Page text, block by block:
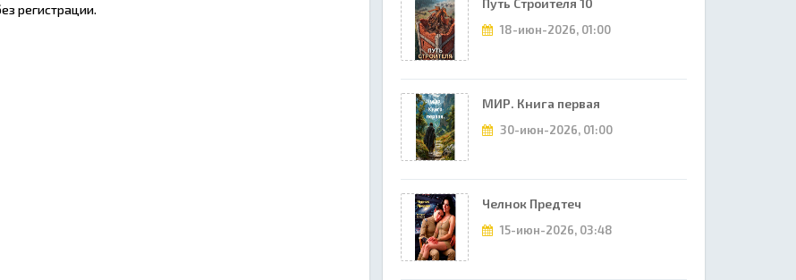
регистрации. Путь Строителя 10
18-июн-2026, 01:00
МИР. Книга первая
30-июн-2026, 01:00
Челнок Предтеч
15-июн-2026, 03:48